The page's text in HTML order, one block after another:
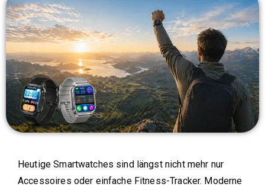
Heutige Smartwatches sind längst nicht mehr nur
Accessoires oder einfache Fitness-Tracker. Moderne